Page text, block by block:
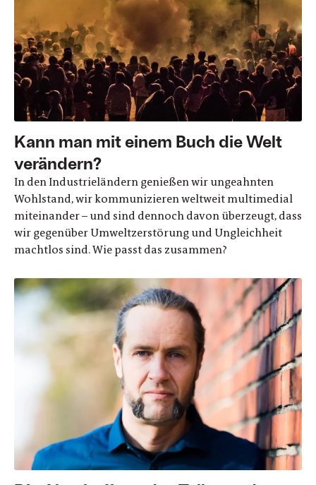
Kann man mit einem Buch die Welt
verändern?
In den Industrieländern genießen wir ungeahnten
Wohlstand, wir kommunizieren weltweit multimedial
miteinander – und sind dennoch davon überzeugt, dass
wir gegenüber Umweltzerstörung und Ungleichheit
machtlos sind. Wie passt das zusammen?